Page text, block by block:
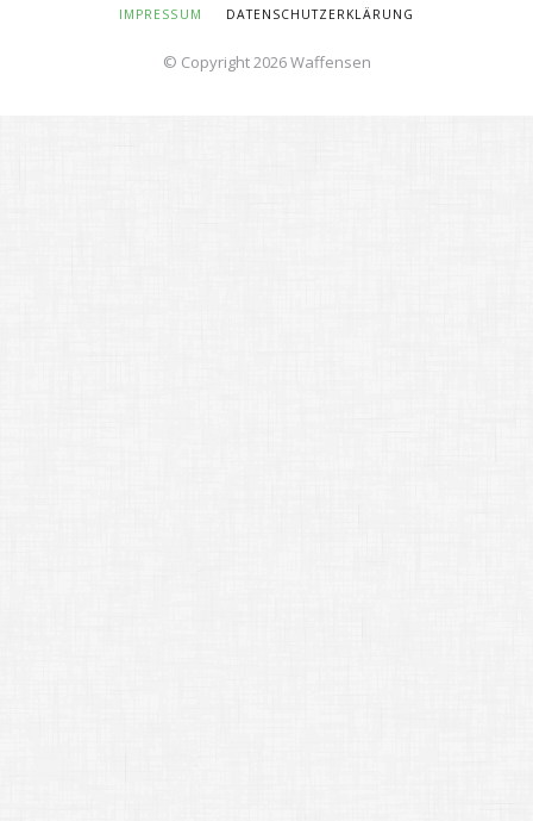
NAVIGATION
IMPRESSUM DATENSCHUTZERKLÄRUNG
© Copyright 2026 Waffensen